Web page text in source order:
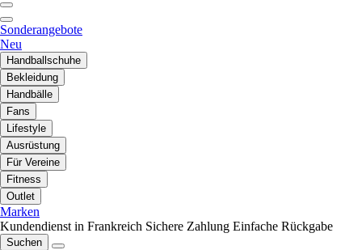
Sonderangebote
Neu
Handballschuhe
Bekleidung
Handbälle
Fans
Lifestyle
Ausrüstung
Für Vereine
Fitness
Outlet
Marken
Kundendienst in Frankreich Sichere Zahlung Einfache Rückgabe
Suchen